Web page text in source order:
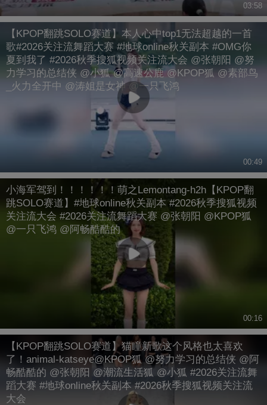
03:58
【KPOP翻跳SOLO赛道】本人心中top1无法超越的一首
歌#2026关注流舞蹈大赛 #地球online秋关副本 #OMG你
夏到我了 #2026秋季搜狐视频关注流大会 @张朝阳 @努
力学习的总结侠 @小狐 @高速公鹿 @KPOP狐 @素部鸟
_火力全开中 @涛姐是女神 @一只飞鸿
00:49
小海军驾到！！！！！！萌之Lemontang-h2h【KPOP翻
跳SOLO赛道】#地球online秋关副本 #2026秋季搜狐视频
关注流大会 #2026关注流舞蹈大赛 @张朝阳 @KPOP狐
@一只飞鸿 @阿畅酷酷的
00:16
【KPOP翻跳SOLO赛道】猫瞳新歌这个风格也太喜欢
了！animal-katseye@KPOP狐 @努力学习的总结侠 @阿
畅酷酷的 @张朝阳 @潮流生活狐 @小狐 #2026关注流舞
蹈大赛 #地球online秋关副本 #2026秋季搜狐视频关注流
大会